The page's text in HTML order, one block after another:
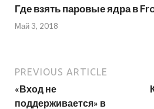
Где взять паровые ядра в
Май 3, 2018
PREVIOUS ARTICLE
«Вход не
поддерживается» в